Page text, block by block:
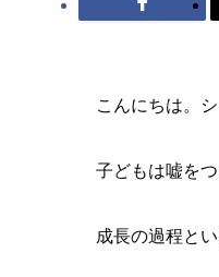
こんにちは。
子どもは嘘をつ
成長の過程と